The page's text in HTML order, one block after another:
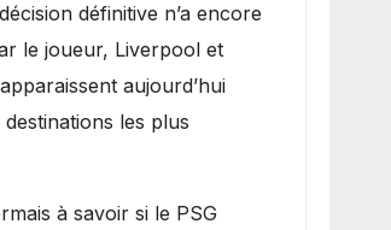
définitive n’a encore
le joueur, Liverpool et
aujourd’hui
les plus
à savoir si le PSG